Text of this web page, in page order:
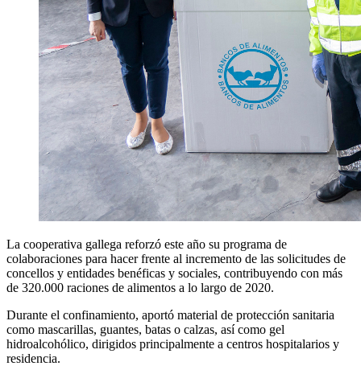
La cooperativa gallega reforzó este año su programa de
colaboraciones para hacer frente al incremento de las solicitudes de
concellos y entidades benéficas y sociales, contribuyendo con más
de 320.000 raciones de alimentos a lo largo de 2020.
Durante el confinamiento, aportó material de protección sanitaria
como mascarillas, guantes, batas o calzas, así como gel
hidroalcohólico, dirigidos principalmente a centros hospitalarios y
residencia.